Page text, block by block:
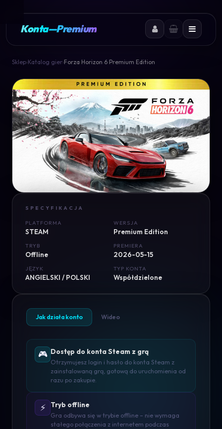
Konta—Premium
Sklep›Katalog gier›Forza Horizon 6 Premium Edition
SPECYFIKACJA
PLATFORMA
STEAM
WERSJA
Premium Edition
TRYB
Offline
PREMIERA
2026-05-15
JĘZYK
ANGIELSKI / POLSKI
TYP KONTA
Współdzielone
Jak działa konto Wideo
🎮 Dostęp do konta Steam z grą
Otrzymujesz login i hasło do konta Steam z
zainstalowaną grą, gotową do uruchomienia od
razu po zakupie.
⚡ Tryb offline
Gra odbywa się w trybie offline – nie wymaga
stałego połączenia z internetem podczas